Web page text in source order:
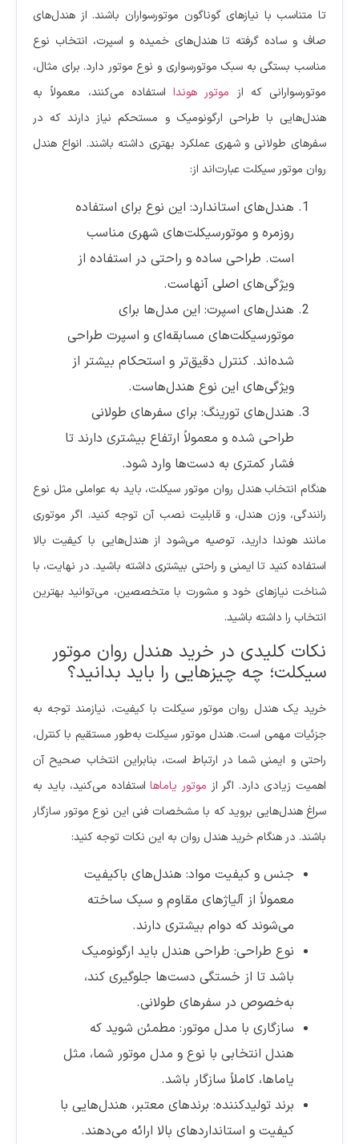
تا متناسب با نیازهای گوناگون موتورسواران باشند. از هندل‌های
صاف و ساده گرفته تا هندل‌های خمیده و اسپرت، انتخاب نوع
مناسب بستگی به سبک موتورسواری و نوع موتور دارد. برای مثال،
موتورسوارانی که از موتور هوندا استفاده می‌کنند، معمولاً به
هندل‌هایی با طراحی ارگونومیک و مستحکم نیاز دارند که در
سفرهای طولانی و شهری عملکرد بهتری داشته باشند. انواع هندل
روان موتور سیکلت عبارت‌اند از:
هندل‌های استاندارد: این نوع برای استفاده
روزمره و موتورسیکلت‌های شهری مناسب
است. طراحی ساده و راحتی در استفاده از
ویژگی‌های اصلی آنهاست.
هندل‌های اسپرت: این مدل‌ها برای
موتورسیکلت‌های مسابقه‌ای و اسپرت طراحی
شده‌اند. کنترل دقیق‌تر و استحکام بیشتر از
ویژگی‌های این نوع هندل‌هاست.
هندل‌های تورینگ: برای سفرهای طولانی
طراحی شده و معمولاً ارتفاع بیشتری دارند تا
فشار کمتری به دست‌ها وارد شود.
هنگام انتخاب هندل روان موتور سیکلت، باید به عواملی مثل نوع
رانندگی، وزن هندل، و قابلیت نصب آن توجه کنید. اگر موتوری
مانند هوندا دارید، توصیه می‌شود از هندل‌هایی با کیفیت بالا
استفاده کنید تا ایمنی و راحتی بیشتری داشته باشید. در نهایت، با
شناخت نیازهای خود و مشورت با متخصصین، می‌توانید بهترین
انتخاب را داشته باشید.
نکات کلیدی در خرید هندل روان موتور
سیکلت؛ چه چیزهایی را باید بدانید؟
خرید یک هندل روان موتور سیکلت با کیفیت، نیازمند توجه به
جزئیات مهمی است. هندل موتور سیکلت به‌طور مستقیم با کنترل،
راحتی و ایمنی شما در ارتباط است، بنابراین انتخاب صحیح آن
اهمیت زیادی دارد. اگر از موتور یاماهااستفاده می‌کنید، باید به
سراغ هندل‌هایی بروید که با مشخصات فنی این نوع موتور سازگار
باشند. در هنگام خرید هندل روان به این نکات توجه کنید:
جنس و کیفیت مواد: هندل‌های باکیفیت
معمولاً از آلیاژهای مقاوم و سبک ساخته
می‌شوند که دوام بیشتری دارند.
نوع طراحی: طراحی هندل باید ارگونومیک
باشد تا از خستگی دست‌ها جلوگیری کند،
به‌خصوص در سفرهای طولانی.
سازگاری با مدل موتور: مطمئن شوید که
هندل انتخابی با نوع و مدل موتور شما، مثل
یاماها، کاملاً سازگار باشد.
برند تولیدکننده: برندهای معتبر، هندل‌هایی با
کیفیت و استانداردهای بالا ارائه می‌دهند.